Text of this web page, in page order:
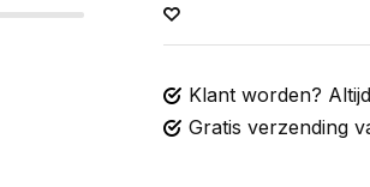
Klant worden?
Gratis verzending